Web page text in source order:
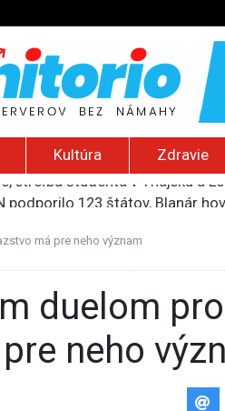
Kultúra Zdravie
streľba študenta v Thajsku a
123 štátov, Blanár
zneužívania kňazmi
má pre neho význam
neho